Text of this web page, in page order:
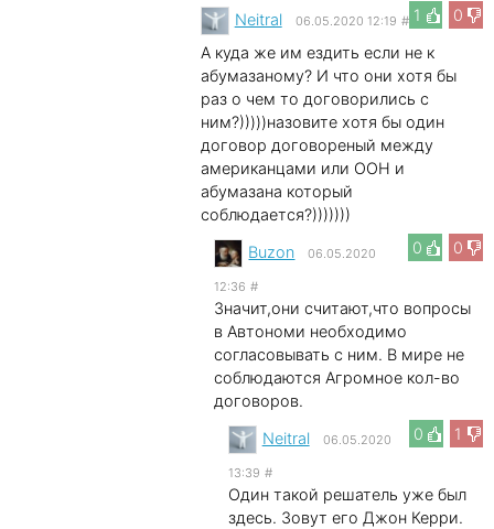
1
0
Neitral 06.05.2020 12:19 #
А куда же им ездить если не к
абумазаному? И что они хотя бы
раз о чем то договорились с
ним?)))))назовите хотя бы один
договор договореный между
американцами или ООН и
абумазана который
соблюдается?)))))))
0
0
Buzon 06.05.2020
12:36 #
Значит,они считают,что вопросы
в Автономи необходимо
согласовывать с ним. В мире не
соблюдаются Агромное кол-во
договоров.
0
1
Neitral 06.05.2020
13:39 #
Один такой решатель уже был
здесь. Зовут его Джон Керри.